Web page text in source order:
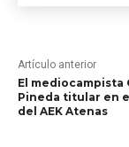
Artículo anterior
El mediocampista
Pineda titular en
del AEK Atenas